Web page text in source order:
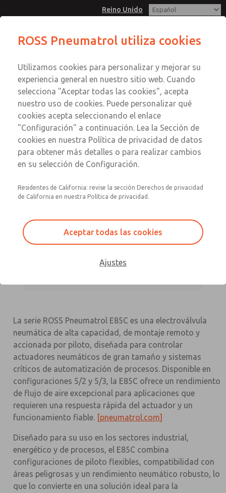
Reino Unido
Cuenta
Registrarse
Inscribirse
Descargar archivo
La serie ROSS Pneumatrol E85C es una electroválvula
neumática de alta capacidad, de montaje remoto y
accionada por piloto, diseñada para controlar
actuadores neumáticos de gran tamaño y sistemas
críticos de automatización de procesos. Disponible en
configuraciones 5/2 y 5/3, la E85C ofrece un rendimiento
de flujo de aire excepcional para aplicaciones que
requieren una respuesta rápida del actuador y un
funcionamiento fiable. [pneumatrol.com]
Diseñado para su uso en los sectores industrial,
energético y de procesos, el E85C combina
configuraciones de piloto flexibles, compatibilidad con
áreas peligrosas y un rendimiento neumático robusto, lo
que lo convierte en una solución ideal para la
ROSS Pneumatrol utiliza cookies
Utilizamos cookies para personalizar y mejorar su
experiencia general en nuestro sitio web. Cuando
selecciona "Aceptar todas las cookies", acepta
nuestro uso de cookies. Puede personalizar qué
cookies acepta seleccionando el enlace
"Configuración" a continuación. Lea la Sección de
cookies en nuestra Política de privacidad de datos
para obtener más detalles o para realizar cambios
en su selección de Configuración.
Residentes de California: revise la sección Derechos de privacidad
de California en nuestra Política de privacidad.
Aceptar todas las cookies
Ajustes